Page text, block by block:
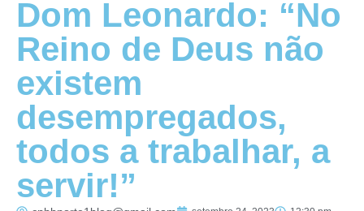
Dom Leonardo: “No
Reino de Deus não
existem
desempregados,
todos a trabalhar, a
servir!”